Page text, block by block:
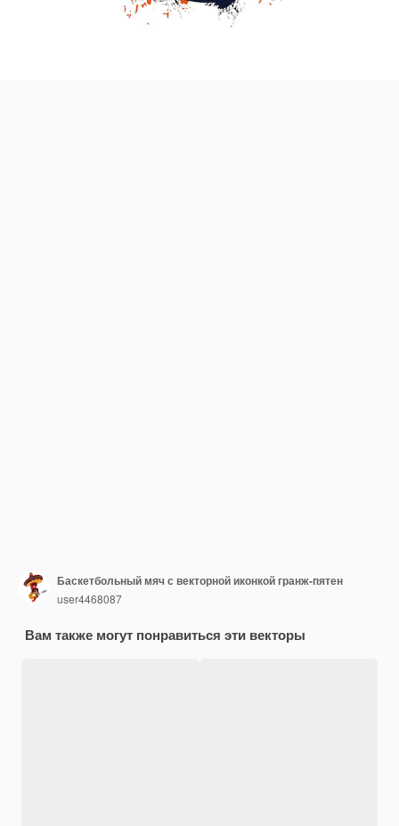
Баскетбольный мяч с векторной иконкой гранж-пятен
user4468087
Вам также могут понравиться эти векторы